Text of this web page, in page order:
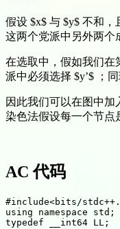
假设 $x$ 与 $y$ 不和
这两个党派中另外两个
在选取中，假如我们在
派中必须选择 $y’$ ；同
因此我们可以在图中加
染色法假设每一个节点
AC 代码
#include<bits/
using namespace std;
typedef __int64 LL;